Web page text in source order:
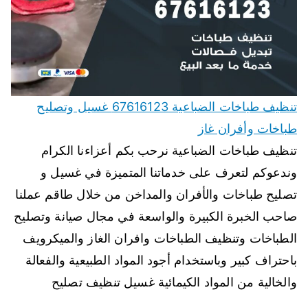
تنظيف طباخات الضباعية 67616123 غسيل وتصليح
طباخات وأفران غاز
تنظيف طباخات الضباعية نرحب بكم أعزاءنا الكرام
وندعوكم لتعرف على خدماتنا المتميزة في غسيل و
تصليح طباخات والأفران والمداخن من خلال طاقم عملنا
صاحب الخبرة الكبيرة والواسعة في مجال صيانة وتصليح
الطباخات وتنظيف الطباخات وافران الغاز والميكرويف
باحتراف كبير وباستخدام أجود المواد الطبيعية والفعالة
والخالية من المواد الكيمائية غسيل تنظيف تصليح